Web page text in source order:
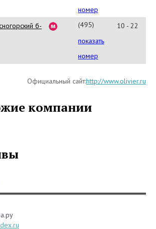
75-
61
номер
б-
(495)
543-
75-
показать
номер
10 - 22
Официальный сайт:http://www.olivier.ru
компании